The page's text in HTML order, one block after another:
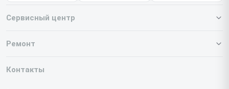
Сервисный центр
О нашем сервисе
Ремонт
Iphone
Контакты